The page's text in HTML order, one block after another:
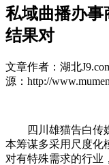
私域曲播办事
结果对
文章作者：湖北
源：http://
四川雄猫告白传媒
本筹谋多采用尺度化
对有特殊需求的行业